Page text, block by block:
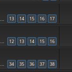
13 14 15 16 17
… 12 13 14 15 16
… 34 35 36 37 38